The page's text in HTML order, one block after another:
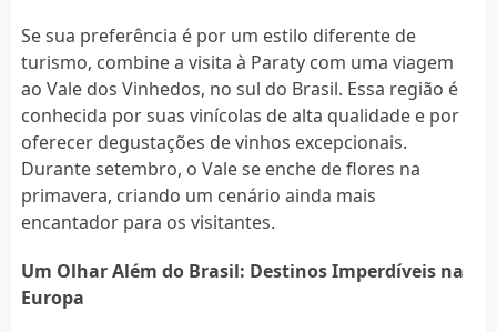
Se sua preferência é por um estilo diferente de
turismo, combine a visita à Paraty com uma viagem
ao Vale dos Vinhedos, no sul do Brasil. Essa região é
conhecida por suas vinícolas de alta qualidade e por
oferecer degustações de vinhos excepcionais.
Durante setembro, o Vale se enche de flores na
primavera, criando um cenário ainda mais
encantador para os visitantes.
Um Olhar Além do Brasil: Destinos Imperdíveis na
Europa